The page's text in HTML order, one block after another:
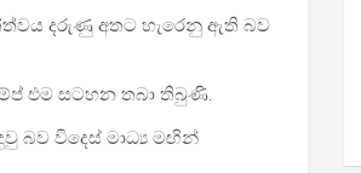
දරුණු අතට හැරෙනු ඇති බව
එම සටහන තබා තිබුණි.
බව විදෙස් මාධ්‍ය මඟින්